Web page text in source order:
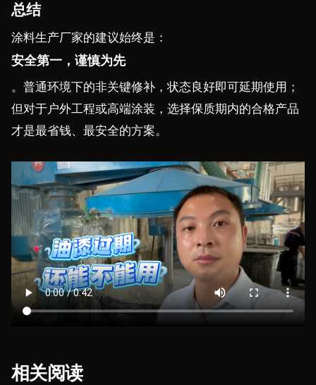
总结
涂料生产厂家的建议始终是：
安全第一，谨慎为先
。普通环境下的非关键修补，状态良好即可延期使用；
但对于户外工程或高端涂装，选择保质期内的合格产品
才是最省钱、最安全的方案。
相关阅读